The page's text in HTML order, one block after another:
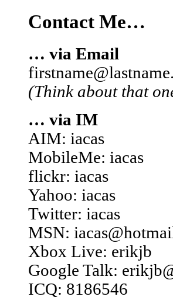
Contact Me…
… via Email
(Think about that
… via IM
AIM: iacas
MobileMe: iacas
flickr: iacas
Yahoo: iacas
Twitter: iacas
MSN:
Xbox Live: erikjb
Google Talk:
ICQ: 8186546